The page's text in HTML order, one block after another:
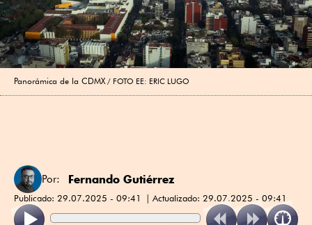
Panorámica de la CDMX FOTO EE: ERIC LUGO
Por: Fernando Gutiérrez
Publicado: 29.07.2025 - 09:41 Actualizado: 29.07.2025 - 09:41